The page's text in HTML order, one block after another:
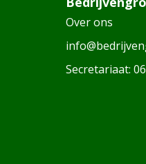
Over ons
Secretariaat: